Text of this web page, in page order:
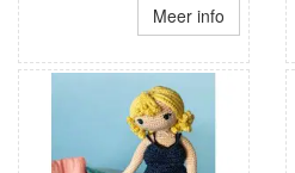
Meer info